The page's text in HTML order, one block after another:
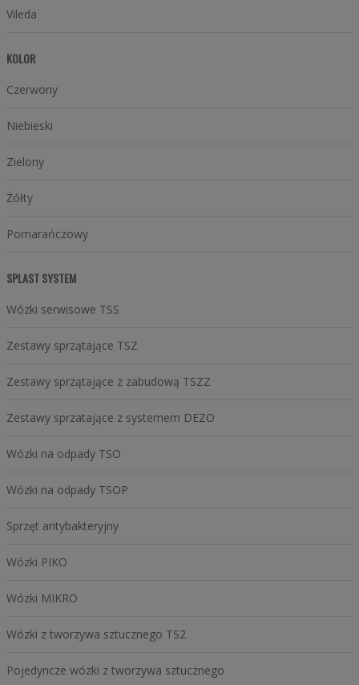
Vileda
KOLOR
Czerwony
Niebieski
Zielony
Żółty
Pomarańczowy
SPLAST SYSTEM
Wózki serwisowe TSS
Zestawy sprzątające TSZ
Zestawy sprzątające z zabudową TSZZ
Zestawy sprzatające z systemem DEZO
Wózki na odpady TSO
Wózki na odpady TSOP
Sprzęt antybakteryjny
Wózki PIKO
Wózki MIKRO
Wózki z tworzywa sztucznego TS2
Pojedyncze wózki z tworzywa sztucznego